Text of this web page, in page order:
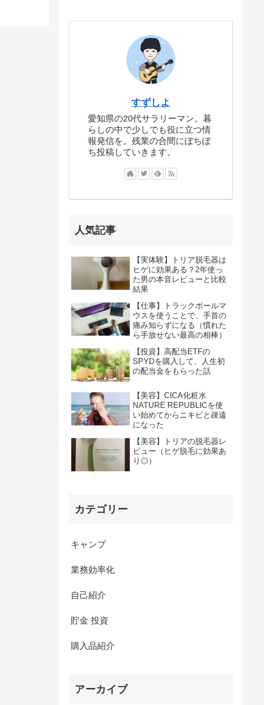
すずしよ
愛知県の20代サラリーマン。暮
らしの中で少しでも役に立つ情
報発信を。残業の合間にぼちぼ
ち投稿していきます。
人気記事
【実体験】トリア脱毛器は
ヒゲに効果ある？2年使っ
た男の本音レビューと比較
結果
【仕事】トラックボールマ
ウスを使うことで、手首の
痛み知らずになる（慣れた
ら手放せない最高の相棒）
【投資】高配当ETFの
SPYDを購入して、人生初
の配当金をもらった話
【美容】CICA化粧水
NATURE REPUBLICを使
い始めてからニキビと疎遠
になった
【美容】トリアの脱毛器レ
ビュー（ヒゲ脱毛に効果あ
り◎）
カテゴリー
キャンプ
業務効率化
自己紹介
貯金 投資
購入品紹介
アーカイブ